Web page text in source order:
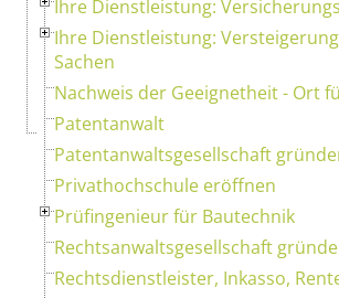
Ihre Dienstleistung:
Ihre Dienstleistung:
Sachen
Nachweis der Geeignetheit - Ort
Patentanwalt
Patentanwaltsgesellschaft
Privathochschule eröffnen
Prüfingenieur für Bautechnik
Rechtsanwaltsgesellschaft
Rechtsdienstleister, Inkasso,